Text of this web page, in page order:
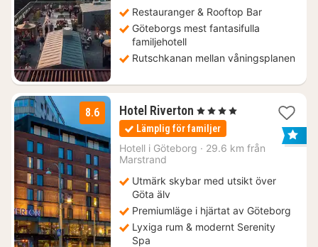
Restauranger & Rooftop Bar
Göteborgs mest fantasifulla
familjehotell
Rutschkanan mellan våningsplanen
8.6 Hotel Riverton 1
natt
från
1555
, 4 Stjärnor
Lämplig för familjer
Hotell i Göteborg · 29.6 km från
Marstrand
Utmärk skybar med utsikt över
Göta älv
Premiumläge i hjärtat av Göteborg
Lyxiga rum & modernt Serenity
Spa